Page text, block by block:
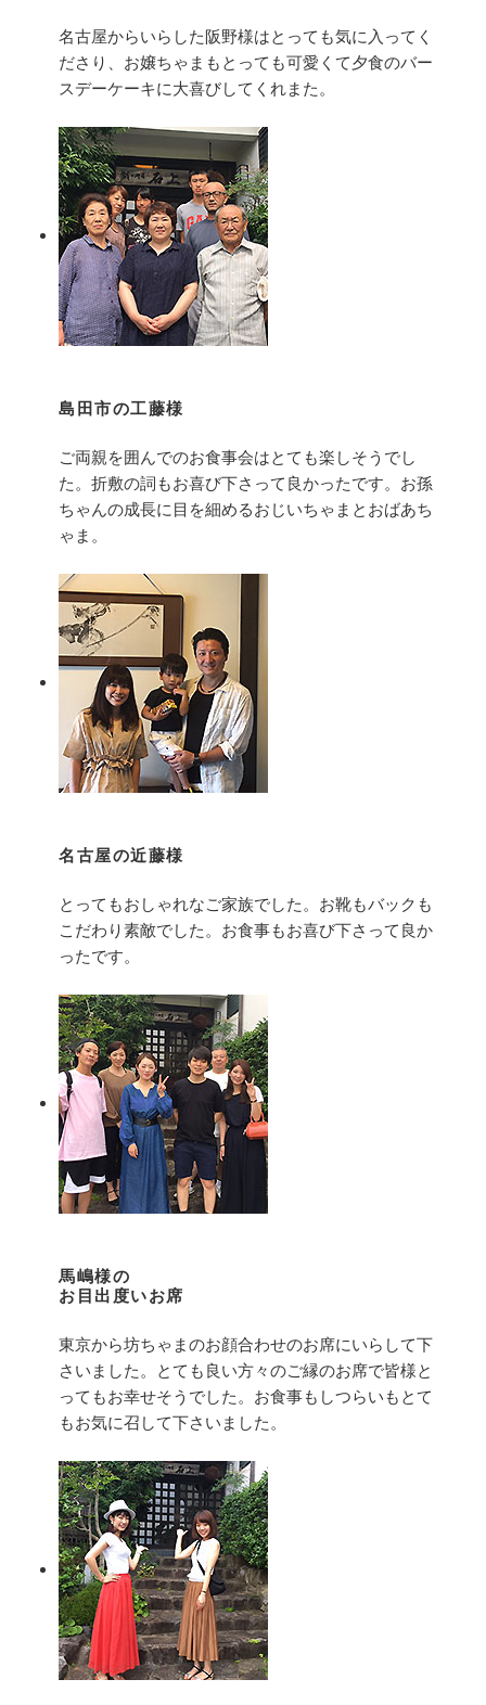
名古屋からいらした阪野様はとっても気に入ってく
ださり、お嬢ちゃまもとっても可愛くて夕食のバー
スデーケーキに大喜びしてくれまた。
島田市の工藤様
ご両親を囲んでのお食事会はとても楽しそうでし
た。折敷の詞もお喜び下さって良かったです。お孫
ちゃんの成長に目を細めるおじいちゃまとおばあち
ゃま。
名古屋の近藤様
とってもおしゃれなご家族でした。お靴もバックも
こだわり素敵でした。お食事もお喜び下さって良か
ったです。
馬嶋様の
お目出度いお席
東京から坊ちゃまのお顔合わせのお席にいらして下
さいました。とても良い方々のご縁のお席で皆様と
ってもお幸せそうでした。お食事もしつらいもとて
もお気に召して下さいました。